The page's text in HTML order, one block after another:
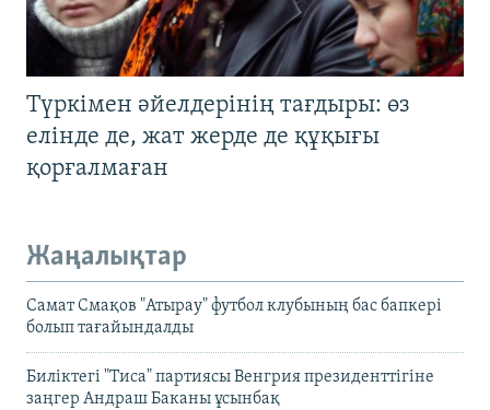
Түркімен әйелдерінің тағдыры: өз
елінде де, жат жерде де құқығы
қорғалмаған
Жаңалықтар
Самат Смақов "Атырау" футбол клубының бас бапкері
болып тағайындалды
Биліктегі "Тиса" партиясы Венгрия президенттігіне
заңгер Андраш Баканы ұсынбақ